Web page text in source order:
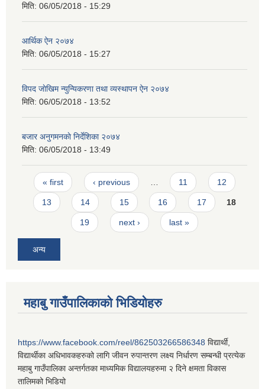
मिति: 06/05/2018 - 15:29
आर्थिक ऐन २०७४
मिति: 06/05/2018 - 15:27
विपद जाेखिम न्युन्यिकरणा तथा व्यस्थापन ऐन २०७४
मिति: 06/05/2018 - 13:52
बजार अनुगमनकाे निर्देशिका २०७४
मिति: 06/05/2018 - 13:49
Pages
« first ‹ previous 11 12
13 14 15 16 17 18
19 next › last »
अन्य
महाबु गाउँपालिकाको भिडियोहरु
https://www.facebook.com/reel/862503266586348 विद्यार्थी,
विद्यार्थीका अधिभावकहरुको लागि जीवन रुपान्तरण लक्ष्य निर्धारण सम्बन्धी प्रत्येक
महाबु गाउँपालिका अन्तर्गतका माध्यमिक विद्यालयहरुमा २ दिने क्षमता विकास
तालिमको भिडियो